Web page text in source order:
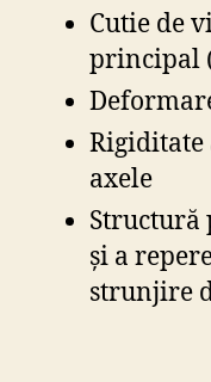
Cutie de
principal
Rigiditate
axele
și a
strunjire